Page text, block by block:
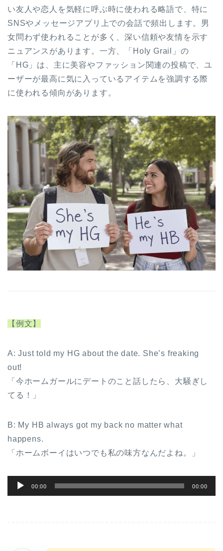
い友人や恋人を気軽に呼ぶ時に使われる略語で、特に
SNSやメッセージアプリ上での会話で頻出します。男
女問わず使われることが多く、深い信頼や友情を示す
ニュアンスがあります。一方、「Holy Grail」の
「HG」は、主に美容やファッション関連の投稿で、ユ
ーザーが最高に気に入っているアイテムを強調する際
に使われる傾向があります。
【例文】
A: Just told my HG about the date. She’s freaking
out!
「今ホームガールにデートのこと話したら、大騒ぎし
てる！」
B: My HB always got my back no matter what
happens.
「ホームボーイはいつでも私の味方なんだよね。」
声
00:00 00:00